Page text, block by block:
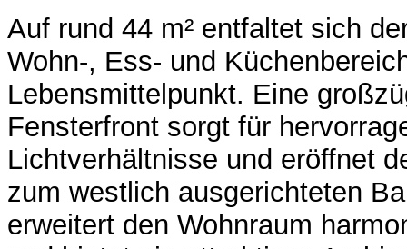
Auf rund 44 m² entfaltet sich
Wohn-, Ess- und
Lebensmittelpunkt. Eine
Fensterfront sorgt für
Lichtverhältnisse und eröffnet
zum westlich ausgerichteten
erweitert den Wohnraum